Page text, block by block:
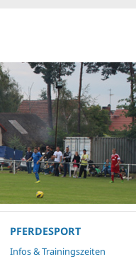
PFERDESPORT
Infos & Trainingszeiten